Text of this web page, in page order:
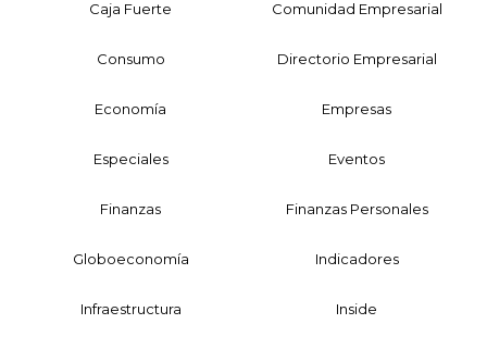
Caja Fuerte Comunidad Empresarial
Consumo Directorio Empresarial
Economía Empresas
Especiales Eventos
Finanzas Finanzas Personales
Globoeconomía Indicadores
Infraestructura Inside